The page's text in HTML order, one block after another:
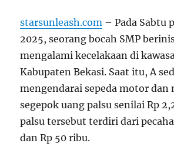
starsunleash.com – Pada Sabtu
2025, seorang bocah SMP
mengalami kecelakaan di
Kabupaten Bekasi. Saat itu, A
mengendarai sepeda motor dan
segepok uang palsu senilai Rp
palsu tersebut terdiri dari
dan Rp 50 ribu.